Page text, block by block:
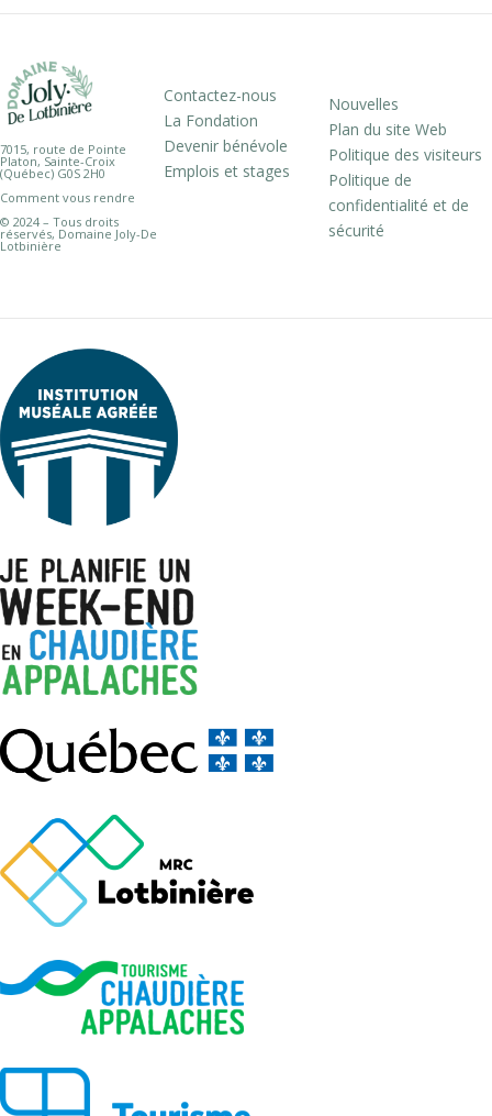
7015, route de Pointe
Platon, Sainte-Croix
(Québec) G0S 2H0
Comment vous rendre
© 2024 – Tous droits
réservés, Domaine Joly-De
Lotbinière
Contactez-nous
La Fondation
Devenir bénévole
Emplois et stages
Nouvelles
Plan du site Web
Politique des visiteurs
Politique de
confidentialité et de
sécurité